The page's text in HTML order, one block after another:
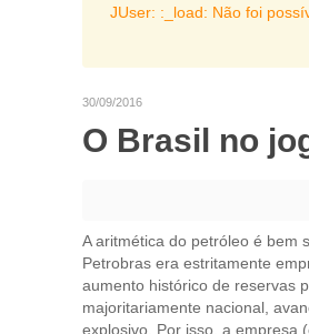
JUser: :_load: Não foi
30/09/2016
O Brasil no
A aritmética do petróleo é bem
Petrobras era estritamente
aumento histórico de reservas
majoritariamente nacional,
explosivo. Por isso, a empresa